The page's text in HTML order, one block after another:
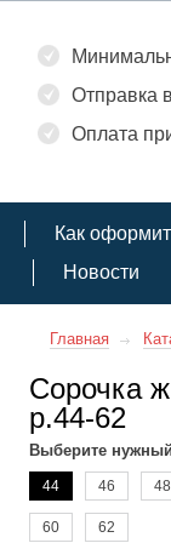
Отправка
Оплата
Как
Новости
Главная
Сорочка
р.44-62
Выберите
44 46 48
60 62